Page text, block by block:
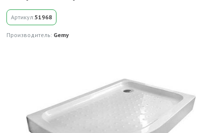
Артикул:51968
Производитель: Gemy